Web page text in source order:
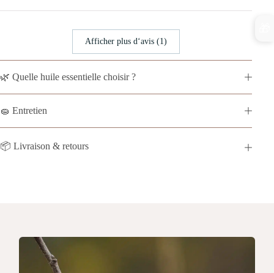
Afficher plus d‘avis (1)
🌿 Quelle huile essentielle choisir ?
🧽 Entretien
📦 Livraison & retours